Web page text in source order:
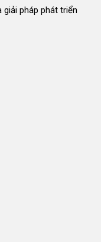
giải pháp phát triển